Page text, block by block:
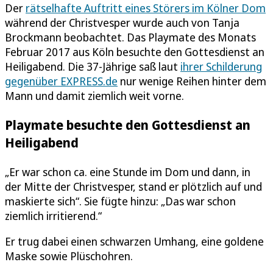
Der rätselhafte Auftritt eines Störers im Kölner Dom
während der Christvesper wurde auch von Tanja
Brockmann beobachtet. Das Playmate des Monats
Februar 2017 aus Köln besuchte den Gottesdienst an
Heiligabend. Die 37-Jährige saß laut ihrer Schilderung
gegenüber EXPRESS.de nur wenige Reihen hinter dem
Mann und damit ziemlich weit vorne.
Playmate besuchte den Gottesdienst an
Heiligabend
„Er war schon ca. eine Stunde im Dom und dann, in
der Mitte der Christvesper, stand er plötzlich auf und
maskierte sich“. Sie fügte hinzu: „Das war schon
ziemlich irritierend.“
Er trug dabei einen schwarzen Umhang, eine goldene
Maske sowie Plüschohren.